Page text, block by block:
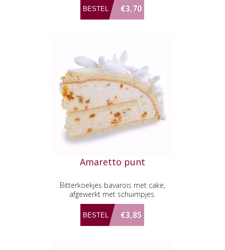
€3,70
Amaretto punt
Bitterkoekjes bavarois met cake,
afgewerkt met schuimpjes.
€3,85